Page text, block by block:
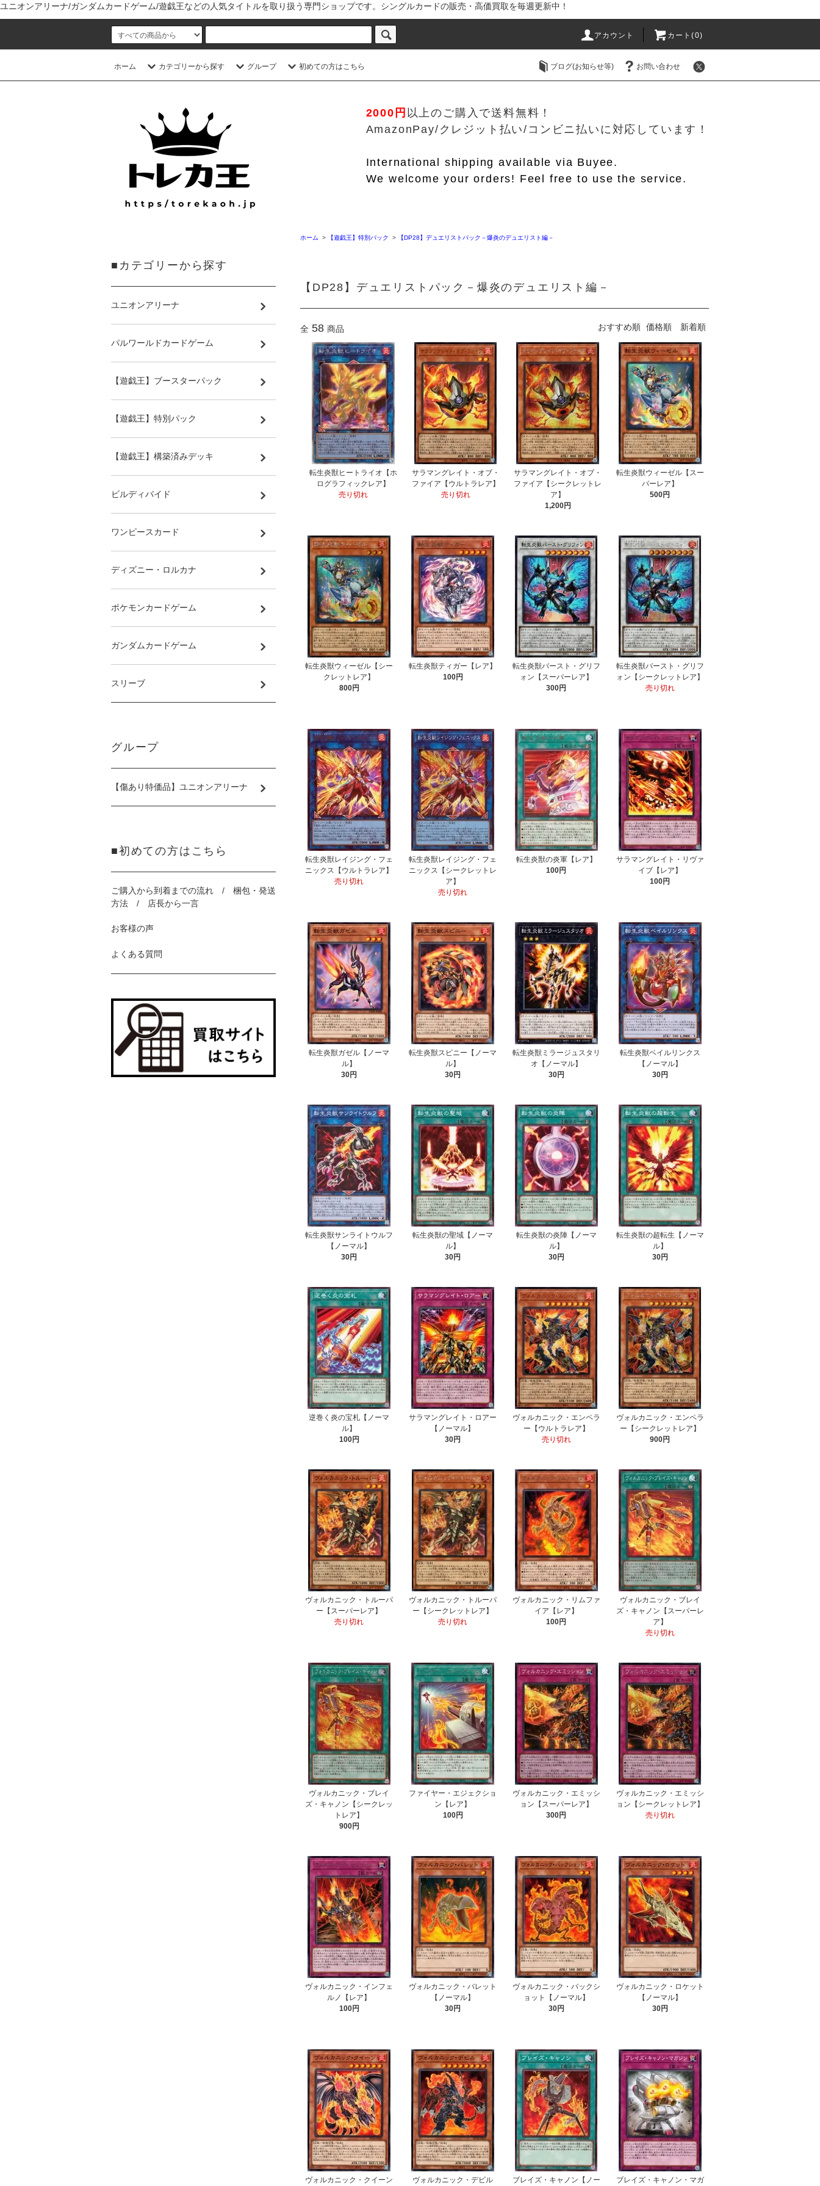
ユニオンアリーナ/ガンダムカードゲーム/遊戯王などの人気タイトルを取り扱う専門ショップです。シングルカードの販売・高価買取を毎週更新中！
アカウント カート(0)
ホーム カテゴリーから探す グループ 初めての方はこちら ブログ(お知らせ等) お問い合わせ
2000円 以上のご購入で送料無料！
AmazonPay/クレジット払い/コンビニ払いに対応しています！
International shipping available via Buyee.
We welcome your orders! Feel free to use the service.
ホーム > 【遊戯王】特別パック > 【DP28】デュエリストパック－爆炎のデュエリスト編－
【DP28】デュエリストパック－爆炎のデュエリスト編－
全 58 商品 おすすめ順 価格順 新着順
転生炎獣ヒートライオ【ホ
ログラフィックレア】
売り切れ
サラマングレイト・オブ・
ファイア【ウルトラレア】
売り切れ
サラマングレイト・オブ・
ファイア【シークレットレ
ア】
1,200円
転生炎獣ウィーゼル【スー
パーレア】
500円
転生炎獣ウィーゼル【シー
クレットレア】
800円
転生炎獣ティガー【レア】
100円
転生炎獣バースト・グリフ
ォン【スーパーレア】
300円
転生炎獣バースト・グリフ
ォン【シークレットレア】
売り切れ
転生炎獣レイジング・フェ
ニックス【ウルトラレア】
売り切れ
転生炎獣レイジング・フェ
ニックス【シークレットレ
ア】
売り切れ
転生炎獣の炎軍【レア】
100円
サラマングレイト・リヴァ
イブ【レア】
100円
転生炎獣ガゼル【ノーマ
ル】
30円
転生炎獣スピニー【ノーマ
ル】
30円
転生炎獣ミラージュスタリ
オ【ノーマル】
30円
転生炎獣ベイルリンクス
【ノーマル】
30円
転生炎獣サンライトウルフ
【ノーマル】
30円
転生炎獣の聖域【ノーマ
ル】
30円
転生炎獣の炎陣【ノーマ
ル】
30円
転生炎獣の超転生【ノーマ
ル】
30円
逆巻く炎の宝札【ノーマ
ル】
100円
サラマングレイト・ロアー
【ノーマル】
30円
ヴォルカニック・エンペラ
ー【ウルトラレア】
売り切れ
ヴォルカニック・エンペラ
ー【シークレットレア】
900円
ヴォルカニック・トルーパ
ー【スーパーレア】
売り切れ
ヴォルカニック・トルーパ
ー【シークレットレア】
売り切れ
ヴォルカニック・リムファ
イア【レア】
100円
ヴォルカニック・ブレイ
ズ・キャノン【スーパーレ
ア】
売り切れ
ヴォルカニック・ブレイ
ズ・キャノン【シークレッ
トレア】
900円
ファイヤー・エジェクショ
ン【レア】
100円
ヴォルカニック・エミッシ
ョン【スーパーレア】
300円
ヴォルカニック・エミッシ
ョン【シークレットレア】
売り切れ
ヴォルカニック・インフェ
ルノ【レア】
100円
ヴォルカニック・バレット
【ノーマル】
30円
ヴォルカニック・バックシ
ョット【ノーマル】
30円
ヴォルカニック・ロケット
【ノーマル】
30円
ヴォルカニック・クイーン ヴォルカニック・デビル ブレイズ・キャノン【ノー ブレイズ・キャノン・マガ
■カテゴリーから探す
ユニオンアリーナ
パルワールドカードゲーム
【遊戯王】ブースターパック
【遊戯王】特別パック
【遊戯王】構築済みデッキ
ビルディバイド
ワンピースカード
ディズニー・ロルカナ
ポケモンカードゲーム
ガンダムカードゲーム
スリーブ
グループ
【傷あり特価品】ユニオンアリーナ
■初めての方はこちら
ご購入から到着までの流れ / 梱包・発送
方法 / 店長から一言
お客様の声
よくある質問